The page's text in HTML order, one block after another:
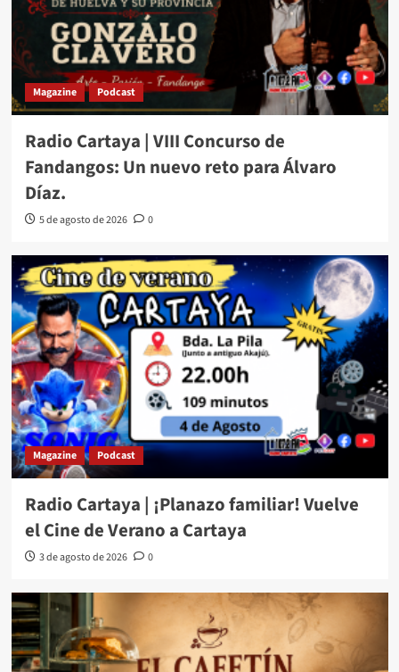
Magazine Podcast
Radio Cartaya | VIII Concurso de
Fandangos: Un nuevo reto para Álvaro
Díaz.
5 de agosto de 2026 0
Magazine Podcast
Radio Cartaya | ¡Planazo familiar! Vuelve
el Cine de Verano a Cartaya
3 de agosto de 2026 0